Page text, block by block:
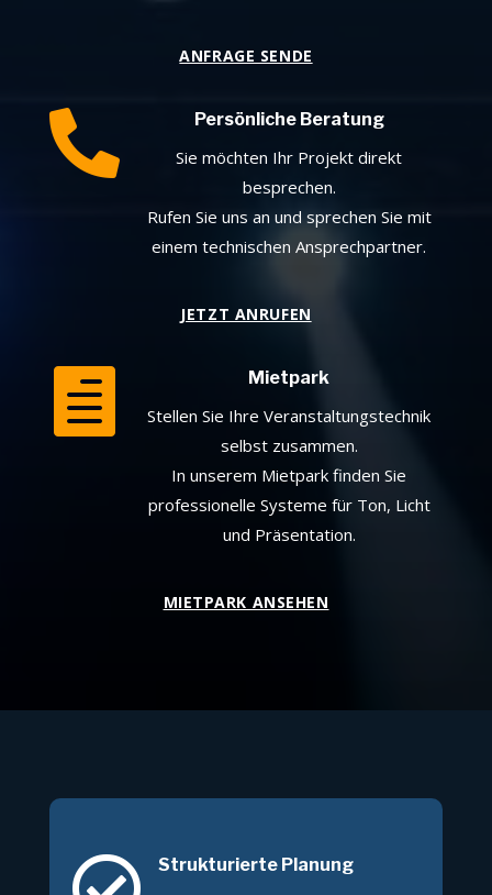
ANFRAGE SENDE
 Persönliche Beratung
Sie möchten Ihr Projekt direkt
besprechen.
Rufen Sie uns an und sprechen Sie mit
einem technischen Ansprechpartner.
JETZT ANRUFEN
 Mietpark
Stellen Sie Ihre Veranstaltungstechnik
selbst zusammen.
In unserem Mietpark finden Sie
professionelle Systeme für Ton, Licht
und Präsentation.
MIETPARK ANSEHEN
Strukturierte Planung